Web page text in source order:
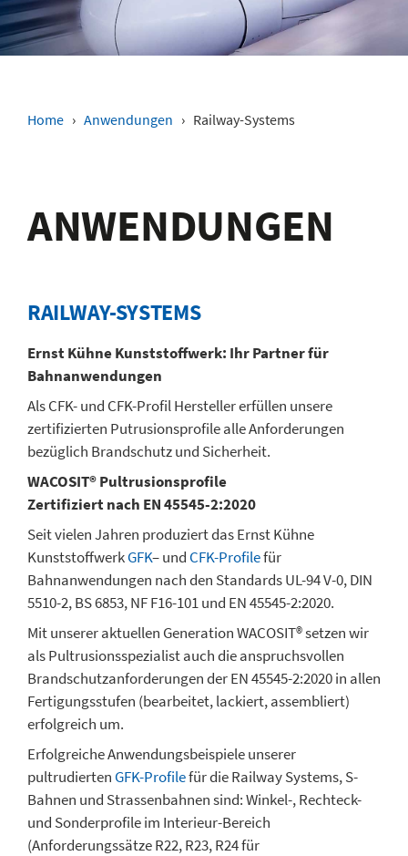
Home › Anwendungen › Railway-Systems
ANWENDUNGEN
RAILWAY-SYSTEMS
Ernst Kühne Kunststoffwerk: Ihr Partner für
Bahnanwendungen
Als CFK- und CFK-Profil Hersteller erfüllen unsere
zertifizierten Putrusionsprofile alle Anforderungen
bezüglich Brandschutz und Sicherheit.
WACOSIT® Pultrusionsprofile
Zertifiziert nach EN 45545-2:2020
Seit vielen Jahren produziert das Ernst Kühne
KunststoffwerkGFK– und CFK-Profilefür
Bahnanwendungen nach den Standards UL-94 V-0, DIN
5510-2, BS 6853, NF F16-101 und EN 45545-2:2020.
Mit unserer aktuellen Generation WACOSIT® setzen wir
als Pultrusionsspezialist auch die anspruchsvollen
Brandschutzanforderungen der EN 45545-2:2020 in allen
Fertigungsstufen (bearbeitet, lackiert, assembliert)
erfolgreich um.
Erfolgreiche Anwendungsbeispiele unserer
pultrudierten GFK-Profilefür die Railway Systems, S-
Bahnen und Strassenbahnen sind: Winkel-, Rechteck-
und Sonderprofile im Interieur-Bereich
(Anforderungssätze R22, R23, R24 für